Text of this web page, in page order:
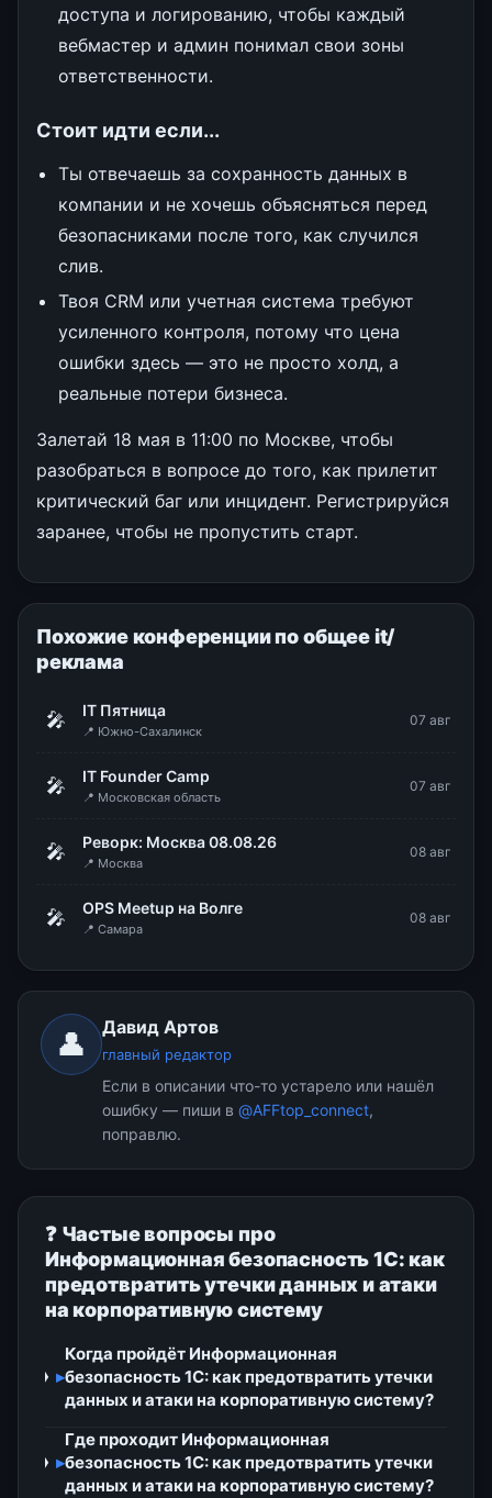
доступа и логированию, чтобы каждый
вебмастер и админ понимал свои зоны
ответственности.
Стоит идти если...
Ты отвечаешь за сохранность данных в
компании и не хочешь объясняться перед
безопасниками после того, как случился
слив.
Твоя CRM или учетная система требуют
усиленного контроля, потому что цена
ошибки здесь — это не просто холд, а
реальные потери бизнеса.
Залетай 18 мая в 11:00 по Москве, чтобы
разобраться в вопросе до того, как прилетит
критический баг или инцидент. Регистрируйся
заранее, чтобы не пропустить старт.
Похожие конференции по общее it/
реклама
🎤 IT Пятница
📍 Южно-Сахалинск
07 авг
🎤 IT Founder Camp
📍 Московская область
07 авг
🎤 Реворк: Москва 08.08.26
📍 Москва
08 авг
🎤 OPS Meetup на Волге
📍 Самара
08 авг
👤 Давид Артов
главный редактор
Если в описании что-то устарело или нашёл
ошибку — пиши в @AFFtop_connect,
поправлю.
❓ Частые вопросы про
Информационная безопасность 1С: как
предотвратить утечки данных и атаки
на корпоративную систему
▸
Когда пройдёт Информационная
безопасность 1С: как предотвратить утечки
данных и атаки на корпоративную систему?
▸
Где проходит Информационная
безопасность 1С: как предотвратить утечки
данных и атаки на корпоративную систему?